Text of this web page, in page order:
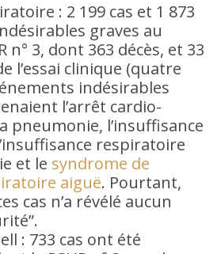
: 2 199 cas et 1 873
graves au
n° 3, dont 363 décès, et 33
l’essai clinique (quatre
indésirables
l’arrêt cardio-
pneumonie, l’insuffisance
respiratoire
et le syndrome de
aiguë. Pourtant,
cas n’a révélé aucun
: 733 cas ont été